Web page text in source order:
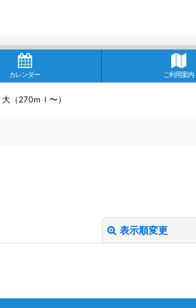
カレンダー ご利用案内
大（270ｍｌ〜）
表示順変更